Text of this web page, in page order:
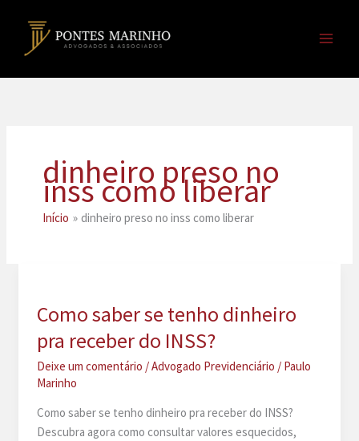
dinheiro preso no
inss como liberar
Início dinheiro preso no inss como liberar
Como saber se tenho dinheiro
pra receber do INSS?
Deixe um comentário /Advogado Previdenciário / Paulo
Marinho
Como saber se tenho dinheiro pra receber do INSS?
Descubra agora como consultar valores esquecidos,